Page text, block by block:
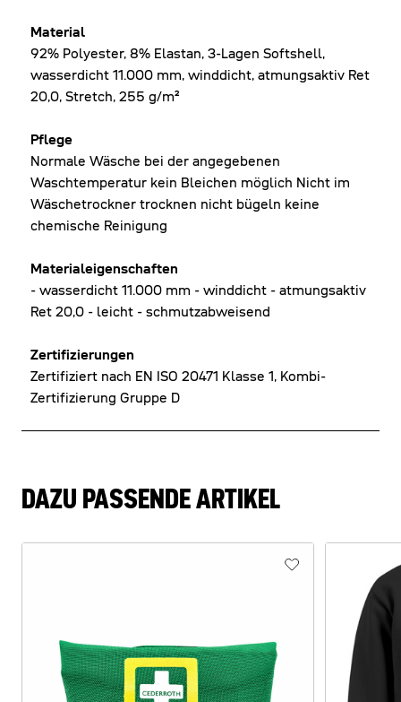
Material
92% Polyester, 8% Elastan, 3-Lagen Softshell,
wasserdicht 11.000 mm, winddicht, atmungsaktiv Ret
20,0, Stretch, 255 g/m²
Pflege
Normale Wäsche bei der angegebenen
Waschtemperatur kein Bleichen möglich Nicht im
Wäschetrockner trocknen nicht bügeln keine
chemische Reinigung
Materialeigenschaften
- wasserdicht 11.000 mm - winddicht - atmungsaktiv
Ret 20,0 - leicht - schmutzabweisend
Zertifizierungen
Zertifiziert nach EN ISO 20471 Klasse 1, Kombi-
Zertifizierung Gruppe D
DAZU PASSENDE ARTIKEL